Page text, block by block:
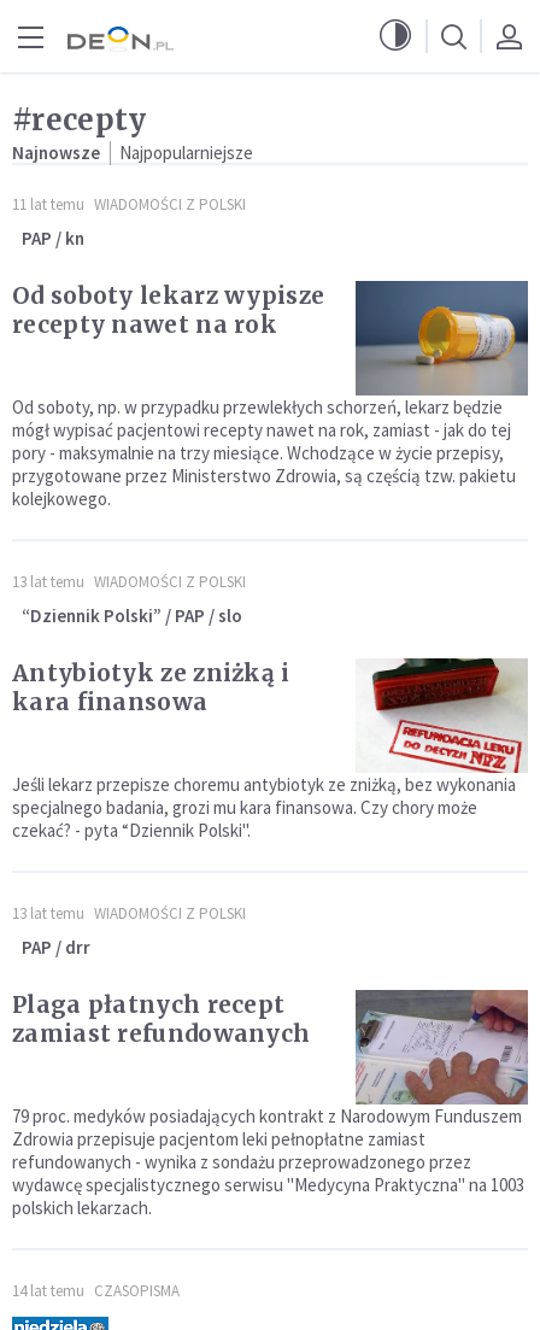
#recepty
Najnowsze Najpopularniejsze
11 lat temu WIADOMOŚCI Z POLSKI
PAP / kn
Od soboty lekarz wypisze
recepty nawet na rok
Od soboty, np. w przypadku przewlekłych schorzeń, lekarz będzie
mógł wypisać pacjentowi recepty nawet na rok, zamiast - jak do tej
pory - maksymalnie na trzy miesiące. Wchodzące w życie przepisy,
przygotowane przez Ministerstwo Zdrowia, są częścią tzw. pakietu
kolejkowego.
13 lat temu WIADOMOŚCI Z POLSKI
“Dziennik Polski” / PAP / slo
Antybiotyk ze zniżką i
kara finansowa
Jeśli lekarz przepisze choremu antybiotyk ze zniżką, bez wykonania
specjalnego badania, grozi mu kara finansowa. Czy chory może
czekać? - pyta “Dziennik Polski".
13 lat temu WIADOMOŚCI Z POLSKI
PAP / drr
Plaga płatnych recept
zamiast refundowanych
79 proc. medyków posiadających kontrakt z Narodowym Funduszem
Zdrowia przepisuje pacjentom leki pełnopłatne zamiast
refundowanych - wynika z sondażu przeprowadzonego przez
wydawcę specjalistycznego serwisu "Medycyna Praktyczna" na 1003
polskich lekarzach.
14 lat temu CZASOPISMA